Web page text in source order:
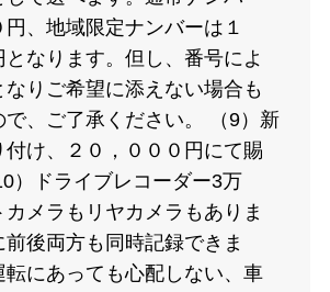
、地域限定ナンバーは１
となります。但し、番号によ
なりご希望に添えない場合も
で、ご了承ください。 （9）新
付け、２０，０００円にて賜
）ドライブレコーダー3万
カメラもリヤカメラもありま
後両方も同時記録できま
転にあっても心配しない、車